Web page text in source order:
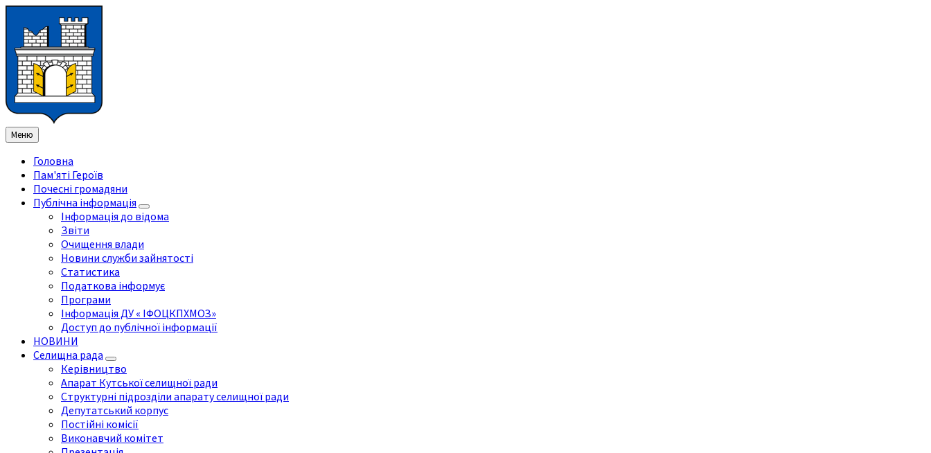
змісту
ліву
бічну
панель
праву
бічну
панель
нижнього
колонтитула
Меню
Головна
Пам'яті Героїв
Почесні громадяни
Публічна інформація
Інформація до відома
Звіти
Очищення влади
Новини служби зайнятості
Статистика
Податкова інформує
Програми
Інформація ДУ « ІФОЦКПХМОЗ»
Доступ до публічної інформації
НОВИНИ
Селищна рада
Керівництво
Апарат Кутської селищної ради
Структурні підрозділи апарату селищної ради
Депутатський корпус
Постійні комісії
Виконавчий комітет